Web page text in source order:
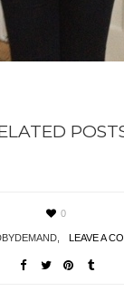
0
, LEAVE A